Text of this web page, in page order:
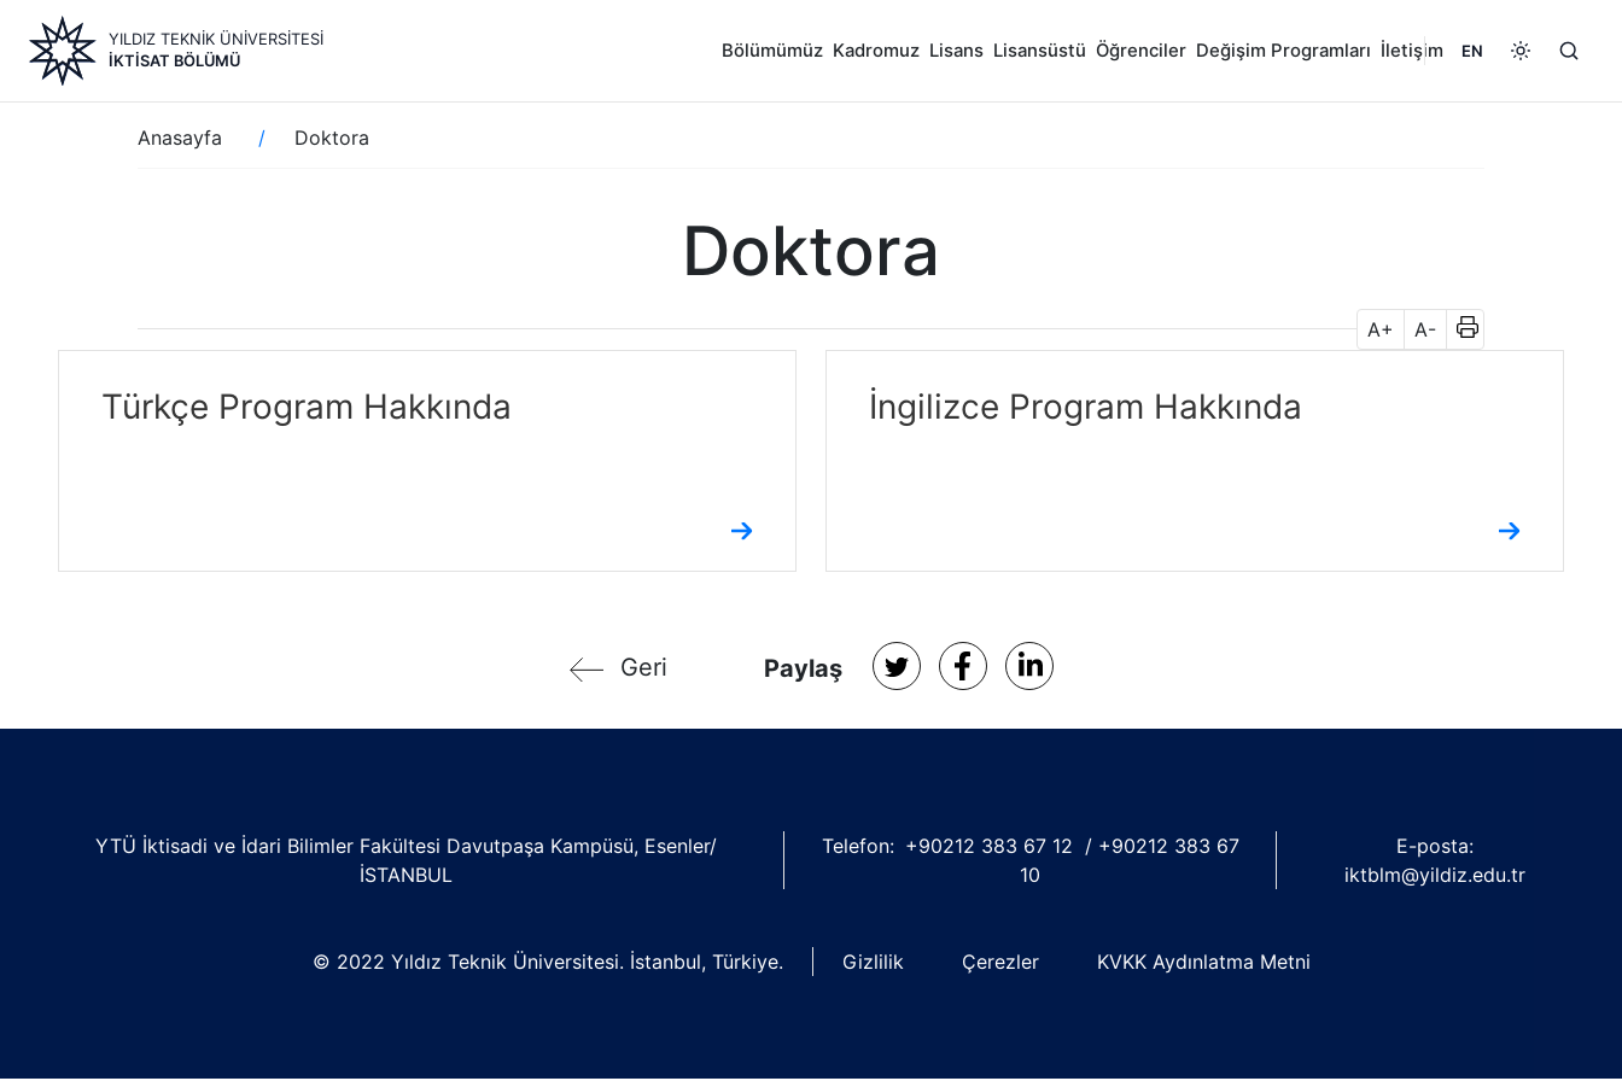
içeriğe
YILDIZ TEKNİK ÜNİVERSİTESİ
İKTISAT BÖLÜMÜ
Bölümümüz Kadromuz Lisans Lisansüstü Öğrenciler Değişim Programları İletişim EN
Sayfa
yolu
Anasayfa Doktora
Doktora
A+ A-
Türkçe Program Hakkında İngilizce Program Hakkında
Geri Paylaş
YTÜ İktisadi ve İdari Bilimler Fakültesi Davutpaşa Kampüsü, Esenler/
İSTANBUL
Telefon: +90212 383 67 12 / +90212 383 67
10
E-posta:
iktblm@yildiz.edu.tr
© 2022 Yıldız Teknik Üniversitesi. İstanbul, Türkiye. Gizlilik Çerezler KVKK Aydınlatma Metni